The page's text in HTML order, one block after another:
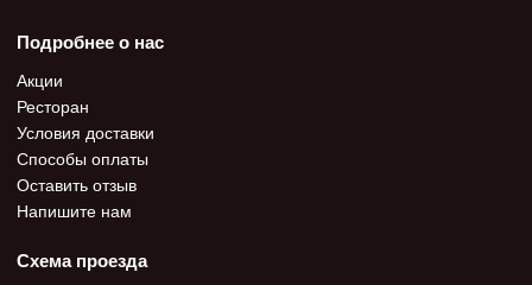
Подробнее о нас
Акции
Ресторан
Условия доставки
Способы оплаты
Оставить отзыв
Напишите нам
Схема проезда